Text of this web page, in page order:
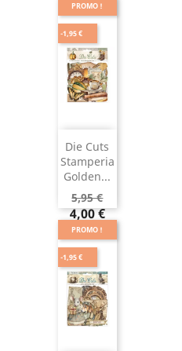
Die Cuts
Stamperia
Golden...
5,95 €
4,00 €
PROMO !
-1,95 €
PROMO !
-1,95 €